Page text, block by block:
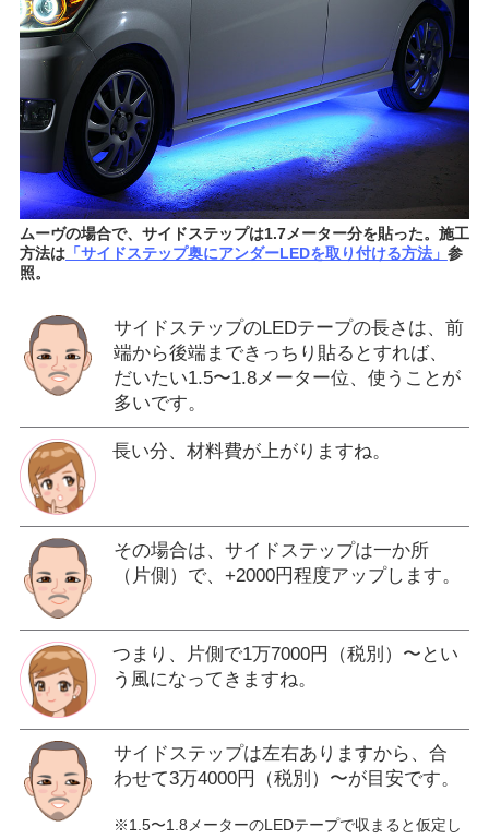
ムーヴの場合で、サイドステップは1.7メーター分を貼った。施工
方法は「サイドステップ奥にアンダーLEDを取り付ける方法」 参
照。
サイドステップのLEDテープの長さは、前
端から後端まできっちり貼るとすれば、
だいたい1.5〜1.8メーター位、使うことが
多いです。
長い分、材料費が上がりますね。
その場合は、サイドステップは一か所
（片側）で、+2000円程度アップします。
つまり、片側で1万7000円（税別）〜とい
う風になってきますね。
サイドステップは左右ありますから、合
わせて3万4000円（税別）〜が目安です。
※1.5〜1.8メーターのLEDテープで収まると仮定し